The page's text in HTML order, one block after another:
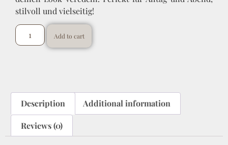
stilvoll und vielseitig!
Add to cart
Description Additional information
Reviews (0)